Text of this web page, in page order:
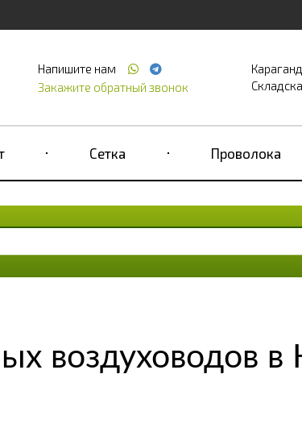
Напишите нам
Закажите обратный звонок
Сетка Проволока
воздуховодов в